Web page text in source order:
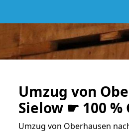
Umzug von
Sielow ☛ 100
Umzug von Oberhausen